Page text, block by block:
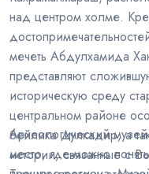
над центром холме.
мечеть Абдулхамида
представляют
историческую среду
центральном районе
бейлика Дулкадир, а
истории, связанные с
Археологический
место, где можно